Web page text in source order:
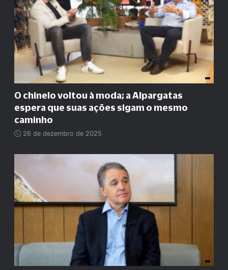
O chinelo voltou à moda; a Alpargatas
espera que suas ações sigam o mesmo
caminho
26 de dezembro de 2025